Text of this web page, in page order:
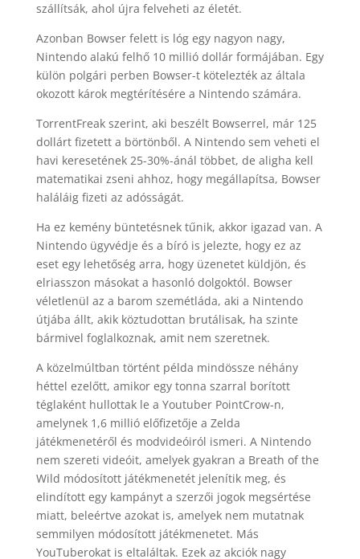
szállítsák, ahol újra felveheti az életét.
Azonban Bowser felett is lóg egy nagyon nagy,
Nintendo alakú felhő 10 millió dollár formájában. Egy
külön polgári perben Bowser-t kötelezték az általa
okozott károk megtérítésére a Nintendo számára.
TorrentFreak szerint, aki beszélt Bowserrel, már 125
dollárt fizetett a börtönből. A Nintendo sem veheti el
havi keresetének 25-30%-ánál többet, de aligha kell
matematikai zseni ahhoz, hogy megállapítsa, Bowser
haláláig fizeti az adósságát.
Ha ez kemény büntetésnek tűnik, akkor igazad van. A
Nintendo ügyvédje és a bíró is jelezte, hogy ez az
eset egy lehetőség arra, hogy üzenetet küldjön, és
elriasszon másokat a hasonló dolgoktól. Bowser
véletlenül az a barom szemétláda, aki a Nintendo
útjába állt, akik köztudottan brutálisak, ha szinte
bármivel foglalkoznak, amit nem szeretnek.
A közelmúltban történt példa mindössze néhány
héttel ezelőtt, amikor egy tonna szarral borított
téglaként hullottak le a Youtuber PointCrow-n,
amelynek 1,6 millió előfizetője a Zelda
játékmenetéről és modvideóiról ismeri. A Nintendo
nem szereti videóit, amelyek gyakran a Breath of the
Wild módosított játékmenetét jelenítik meg, és
elindított egy kampányt a szerzői jogok megsértése
miatt, beleértve azokat is, amelyek nem mutatnak
semmilyen módosított játékmenetet. Más
YouTuberokat is eltaláltak. Ezek az akciók nagy